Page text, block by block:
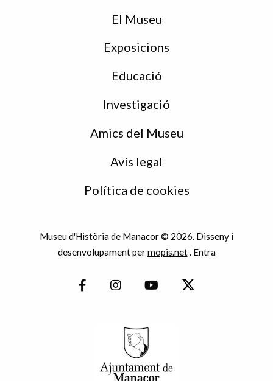
El Museu
Exposicions
Educació
Investigació
Amics del Museu
Avís legal
Política de cookies
Museu d'Història de Manacor © 2026. Disseny i
desenvolupament permopis.net. Entra